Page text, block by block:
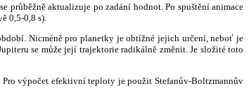
průběžně aktualizuje po zadání hodnot. Po spuštění animace
0,5-0,8 s).
Nicméně pro planetky je obtížné jejich určení, neboť je
se může její trajektorie radikálně změnit. Je složité toto
Pro výpočet efektivní teploty je použit Stefanův-Boltzmannův